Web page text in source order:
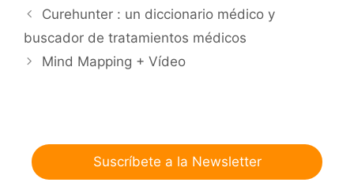
Curehunter : un diccionario médico y
buscador de tratamientos médicos
Mind Mapping + Vídeo
Suscríbete a la Newsletter